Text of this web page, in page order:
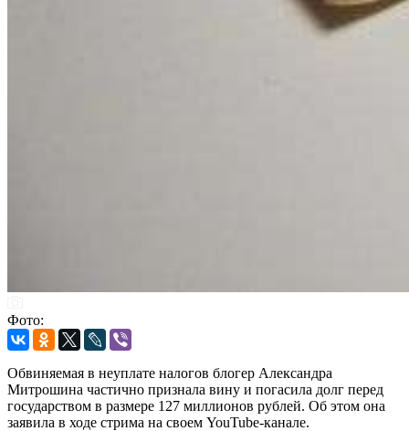
Фото:
Обвиняемая в неуплате налогов блогер Александра
Митрошина частично признала вину и погасила долг перед
государством в размере 127 миллионов рублей. Об этом она
заявила в ходе стрима на своем YouTube-канале.